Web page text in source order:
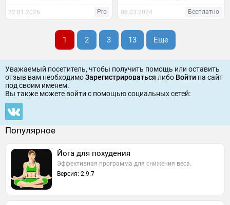
22.01.2026 Pro 08.03.2024 Бесплатно
1 2 3 13 Еще
Уважаемый посетитель, чтобы получить помощь или оставить
отзыв вам необходимоЗарегистрироваться либо Войти на сайт
под своим именем.
Вы также можете войти c помощью социальных сетей:
Популярное
Йога для похудения
Эффективная программа для снижения веса.
Версия: 2.9.7